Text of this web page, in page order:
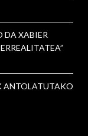
DA XABIER
ANTOLATUTAKO